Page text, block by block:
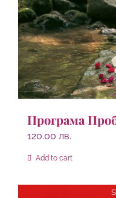
Програма
120.00 лв.
Add to cart